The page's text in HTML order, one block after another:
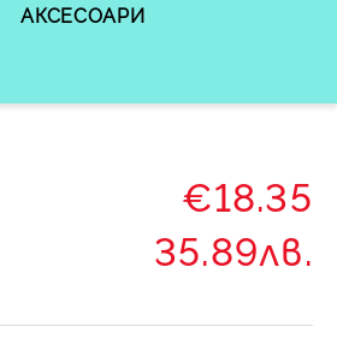
АКСЕСОАРИ
€18.35
35.89лв.